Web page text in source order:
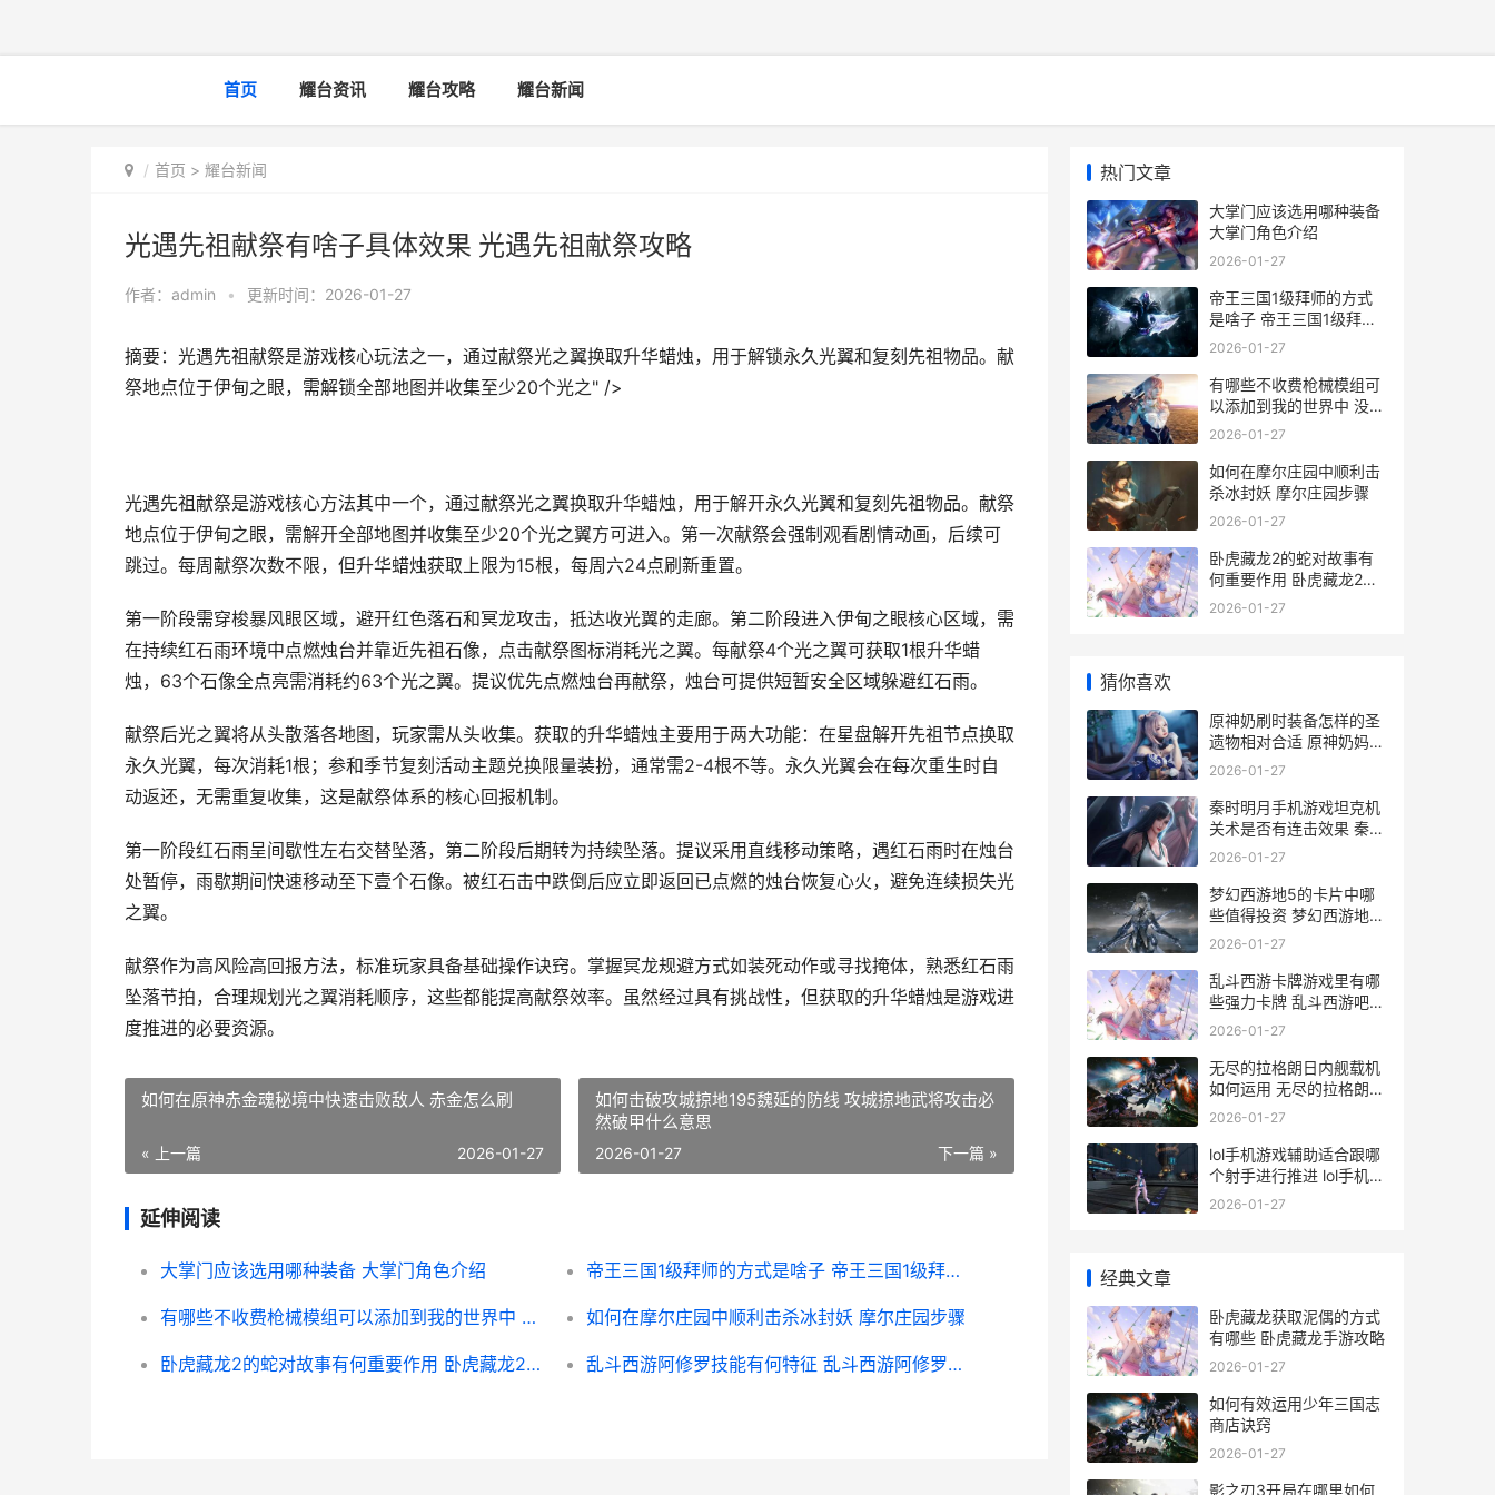
首页 耀台资讯 耀台攻略 耀台新闻
首页 > 耀台新闻
光遇先祖献祭有啥子具体效果 光遇先祖献祭攻略
作者： admin • 更新时间：2026-01-27
摘要：光遇先祖献祭是游戏核心玩法之一，通过献祭光之翼换取升华蜡烛，用于解锁永久光翼和复刻先祖物品。献
祭地点位于伊甸之眼，需解锁全部地图并收集至少20个光之" />
光遇先祖献祭是游戏核心方法其中一个，通过献祭光之翼换取升华蜡烛，用于解开永久光翼和复刻先祖物品。献祭
地点位于伊甸之眼，需解开全部地图并收集至少20个光之翼方可进入。第一次献祭会强制观看剧情动画，后续可
跳过。每周献祭次数不限，但升华蜡烛获取上限为15根，每周六24点刷新重置。
第一阶段需穿梭暴风眼区域，避开红色落石和冥龙攻击，抵达收光翼的走廊。第二阶段进入伊甸之眼核心区域，需
在持续红石雨环境中点燃烛台并靠近先祖石像，点击献祭图标消耗光之翼。每献祭4个光之翼可获取1根升华蜡
烛，63个石像全点亮需消耗约63个光之翼。提议优先点燃烛台再献祭，烛台可提供短暂安全区域躲避红石雨。
献祭后光之翼将从头散落各地图，玩家需从头收集。获取的升华蜡烛主要用于两大功能：在星盘解开先祖节点换取
永久光翼，每次消耗1根；参和季节复刻活动主题兑换限量装扮，通常需2-4根不等。永久光翼会在每次重生时自
动返还，无需重复收集，这是献祭体系的核心回报机制。
第一阶段红石雨呈间歇性左右交替坠落，第二阶段后期转为持续坠落。提议采用直线移动策略，遇红石雨时在烛台
处暂停，雨歇期间快速移动至下壹个石像。被红石击中跌倒后应立即返回已点燃的烛台恢复心火，避免连续损失光
之翼。
献祭作为高风险高回报方法，标准玩家具备基础操作诀窍。掌握冥龙规避方式如装死动作或寻找掩体，熟悉红石雨
坠落节拍，合理规划光之翼消耗顺序，这些都能提高献祭效率。虽然经过具有挑战性，但获取的升华蜡烛是游戏进
度推进的必要资源。
如何在原神赤金魂秘境中快速击败敌人 赤金怎么刷
« 上一篇 2026-01-27
如何击破攻城掠地195魏延的防线 攻城掠地武将攻击必
然破甲什么意思
下一篇 »
2026-01-27
延伸阅读
大掌门应该选用哪种装备 大掌门角色介绍 帝王三国1级拜师的方式是啥子 帝王三国1级拜师怎么玩
有哪些不收费枪械模组可以添加到我的世界中 没有不收费的吗 如何在摩尔庄园中顺利击杀冰封妖 摩尔庄园步骤
卧虎藏龙2的蛇对故事有何重要作用 卧虎藏龙2演员 乱斗西游阿修罗技能有何特征 乱斗西游阿修罗阵容
热门文章
大掌门应该选用哪种装备
大掌门角色介绍
2026-01-27
帝王三国1级拜师的方式
是啥子 帝王三国1级拜师
怎么玩
2026-01-27
有哪些不收费枪械模组可
以添加到我的世界中 没有
不收费的吗
2026-01-27
如何在摩尔庄园中顺利击
杀冰封妖 摩尔庄园步骤
2026-01-27
卧虎藏龙2的蛇对故事有
何重要作用 卧虎藏龙2演
员
2026-01-27
猜你喜欢
原神奶刷时装备怎样的圣
遗物相对合适 原神奶妈套
装
2026-01-27
秦时明月手机游戏坦克机
关术是否有连击效果 秦时
明月手游 下载
2026-01-27
梦幻西游地5的卡片中哪
些值得投资 梦幻西游地5
剧情攻略
2026-01-27
乱斗西游卡牌游戏里有哪
些强力卡牌 乱斗西游吧
百度贴吧
2026-01-27
无尽的拉格朗日内舰载机
如何运用 无尽的拉格朗日
wiki
2026-01-27
lol手机游戏辅助适合跟哪
个射手进行推进 lol手机辅
助软件
2026-01-27
经典文章
卧虎藏龙获取泥偶的方式
有哪些 卧虎藏龙手游攻略
2026-01-27
如何有效运用少年三国志
商店诀窍
2026-01-27
影之刃3开局在哪里如何